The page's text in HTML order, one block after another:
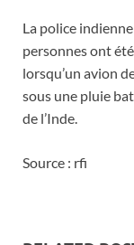
La police
personnes ont
lorsqu’un avion
sous une pluie
de l’Inde.
Source : rfi